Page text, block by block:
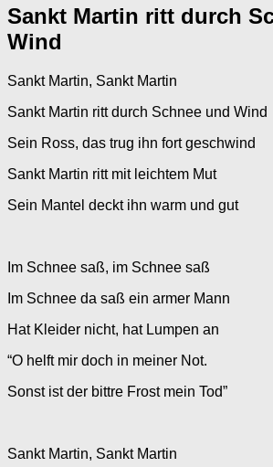
Sankt Martin ritt durch
Wind
Sankt Martin, Sankt Martin
Sankt Martin ritt durch Schnee und Wind
Sein Ross, das trug ihn fort geschwind
Sankt Martin ritt mit leichtem Mut
Sein Mantel deckt ihn warm und gut
Im Schnee saß, im Schnee saß
Im Schnee da saß ein armer Mann
Hat Kleider nicht, hat Lumpen an
“O helft mir doch in meiner Not.
Sonst ist der bittre Frost mein Tod”
Sankt Martin, Sankt Martin